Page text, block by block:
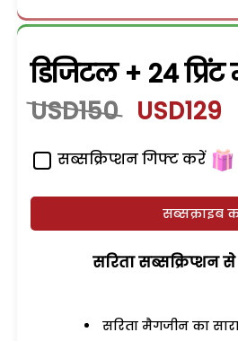
डिजिटल + 24
USD150 USD129
सब्सक्रिप्शन गिफ्ट करें
सब्सक्राइब
सरिता सब्सक्रिप्शन
सरिता मैगजीन का